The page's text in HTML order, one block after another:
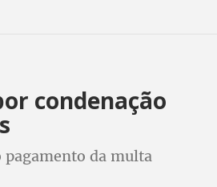
condenação
pagamento da multa